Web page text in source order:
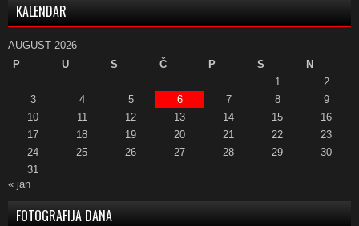
KALENDAR
AUGUST 2026
P
U S Č P S
N
1
2
3
4 5 6 7 8
9
10
11 12 13 14 15
16
17
18 19 20 21 22
23
24
25 26 27 28 29
30
31
« jan
FOTOGRAFIJA DANA